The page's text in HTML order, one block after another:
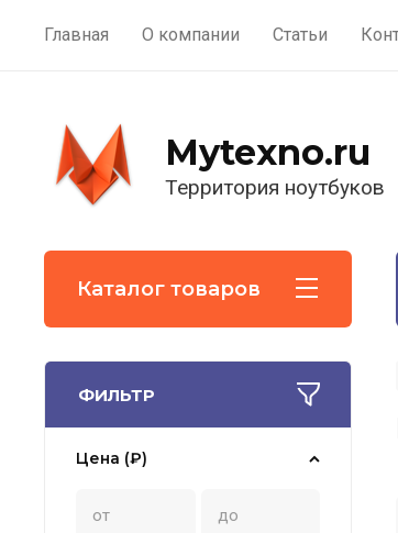
Главная О компании Статьи
Mytexno.ru
Территория ноутбуков
Каталог товаров
ФИЛЬТР
Цена (₽)